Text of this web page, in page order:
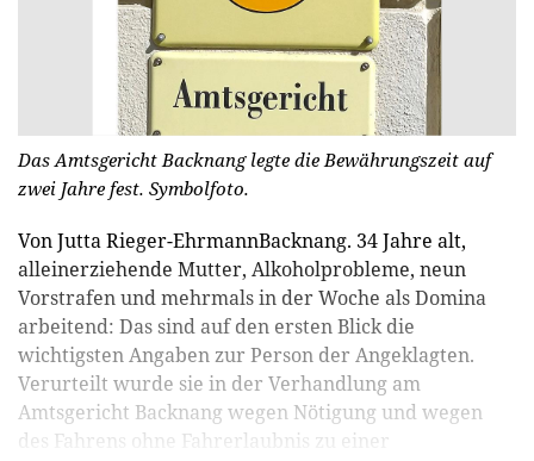
Das Amtsgericht Backnang legte die Bewährungszeit auf
zwei Jahre fest. Symbolfoto.
Von Jutta Rieger-EhrmannBacknang. 34 Jahre alt,
alleinerziehende Mutter, Alkoholprobleme, neun
Vorstrafen und mehrmals in der Woche als Domina
arbeitend: Das sind auf den ersten Blick die
wichtigsten Angaben zur Person der Angeklagten.
Verurteilt wurde sie in der Verhandlung am
Amtsgericht Backnang wegen Nötigung und wegen
des Fahrens ohne Fahrerlaubnis zu einer